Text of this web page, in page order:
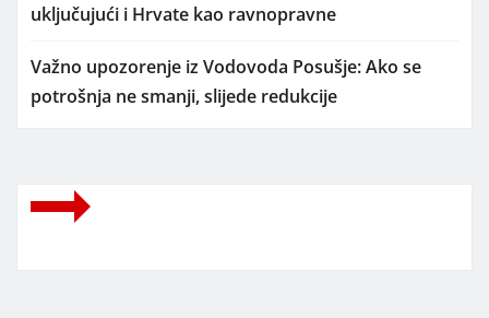
uključujući i Hrvate kao ravnopravne
Važno upozorenje iz Vodovoda Posušje: Ako se
potrošnja ne smanji, slijede redukcije